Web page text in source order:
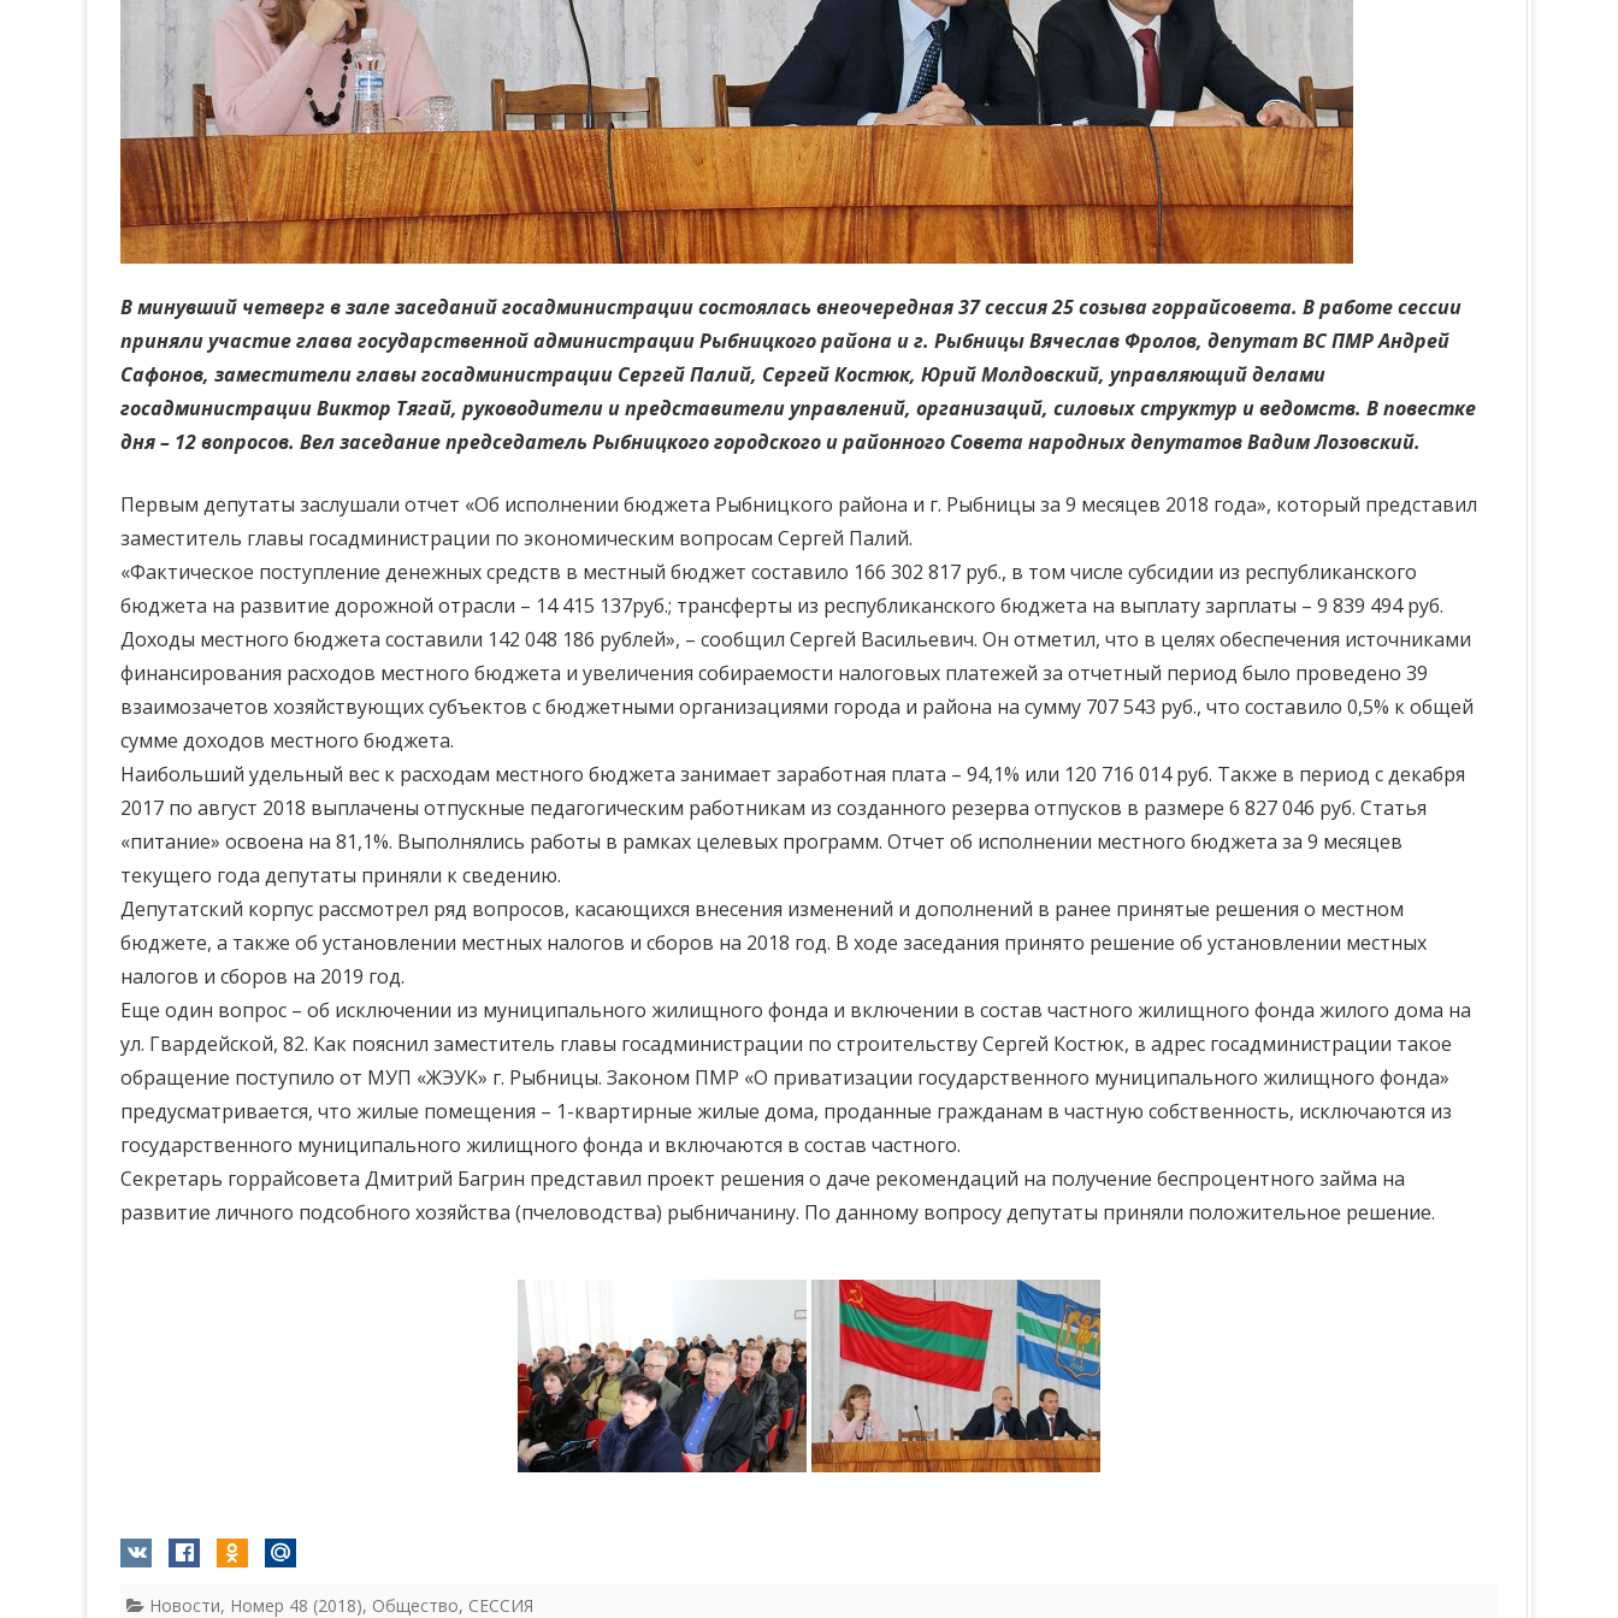
В минувший четверг в зале заседаний госадминистрации состоялась внеочередная 37 сессия 25 созыва горрайсовета. В работе сессии
приняли участие глава государственной администрации Рыбницкого района и г. Рыбницы Вячеслав Фролов, депутат ВС ПМР Андрей
Сафонов, заместители главы госадминистрации Сергей Палий, Сергей Костюк, Юрий Молдовский, управляющий делами
госадминистрации Виктор Тягай, руководители и представители управлений, организаций, силовых структур и ведомств. В повестке
дня – 12 вопросов. Вел заседание председатель Рыбницкого городского и районного Совета народных депутатов Вадим Лозовский.
Первым депутаты заслушали отчет «Об исполнении бюджета Рыбницкого района и г. Рыбницы за 9 месяцев 2018 года», который представил
заместитель главы госадминистрации по экономическим вопросам Сергей Палий.
«Фактическое поступление денежных средств в местный бюджет составило 166 302 817 руб., в том числе субсидии из республиканского
бюджета на развитие дорожной отрасли – 14 415 137руб.; трансферты из республиканского бюджета на выплату зарплаты – 9 839 494 руб.
Доходы местного бюджета составили 142 048 186 рублей», – сообщил Сергей Васильевич. Он отметил, что в целях обеспечения источниками
финансирования расходов местного бюджета и увеличения собираемости налоговых платежей за отчетный период было проведено 39
взаимозачетов хозяйствующих субъектов с бюджетными организациями города и района на сумму 707 543 руб., что составило 0,5% к общей
сумме доходов местного бюджета.
Наибольший удельный вес к расходам местного бюджета занимает заработная плата – 94,1% или 120 716 014 руб. Также в период с декабря
2017 по август 2018 выплачены отпускные педагогическим работникам из созданного резерва отпусков в размере 6 827 046 руб. Статья
«питание» освоена на 81,1%. Выполнялись работы в рамках целевых программ. Отчет об исполнении местного бюджета за 9 месяцев
текущего года депутаты приняли к сведению.
Депутатский корпус рассмотрел ряд вопросов, касающихся внесения изменений и дополнений в ранее принятые решения о местном
бюджете, а также об установлении местных налогов и сборов на 2018 год. В ходе заседания принято решение об установлении местных
налогов и сборов на 2019 год.
Еще один вопрос – об исключении из муниципального жилищного фонда и включении в состав частного жилищного фонда жилого дома на
ул. Гвардейской, 82. Как пояснил заместитель главы госадминистрации по строительству Сергей Костюк, в адрес госадминистрации такое
обращение поступило от МУП «ЖЭУК» г. Рыбницы. Законом ПМР «О приватизации государственного муниципального жилищного фонда»
предусматривается, что жилые помещения – 1-квартирные жилые дома, проданные гражданам в частную собственность, исключаются из
государственного муниципального жилищного фонда и включаются в состав частного.
Секретарь горрайсовета Дмитрий Багрин представил проект решения о даче рекомендаций на получение беспроцентного займа на
развитие личного подсобного хозяйства (пчеловодства) рыбничанину. По данному вопросу депутаты приняли положительное решение.
Новости, Номер 48 (2018), Общество, СЕССИЯ